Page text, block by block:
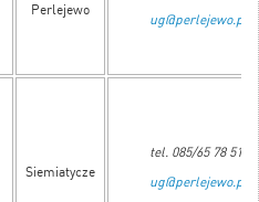
Perlejewo
ug@perlejewo.pl
Siemiatycze
tel. 085/65 78 515
ug@perlejewo.pl